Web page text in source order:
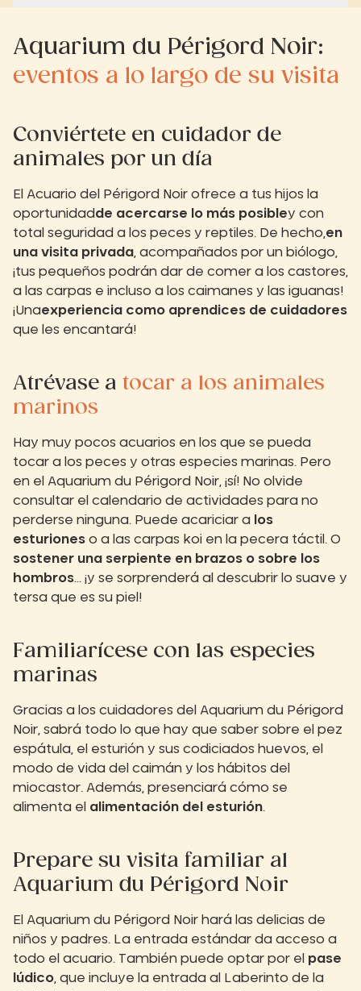
Aquarium du Périgord Noir:
eventos a lo largo de su visita
Conviértete en cuidador de
animales por un día
El Acuario del Périgord Noir ofrece a tus hijos la
oportunidadde acercarse lo más posibley con
total seguridad a los peces y reptiles. De hecho, en
una visita privada , acompañados por un biólogo,
¡tus pequeños podrán dar de comer a los castores,
a las carpas e incluso a los caimanes y las iguanas!
¡Unaexperiencia como aprendices de cuidadores
que les encantará!
Atrévase a tocar a los animales
marinos
Hay muy pocos acuarios en los que se pueda
tocar a los peces y otras especies marinas. Pero
en el Aquarium du Périgord Noir, ¡sí! No olvide
consultar el calendario de actividades para no
perderse ninguna. Puede acariciar a
los
esturiones o a las carpas koi en la pecera táctil. O
sostener una serpiente en brazos o sobre los
hombros... ¡y se sorprenderá al descubrir lo suave y
tersa que es su piel!
Familiarícese con las especies
marinas
Gracias a los cuidadores del Aquarium du Périgord
Noir, sabrá todo lo que hay que saber sobre el pez
espátula, el esturión y sus codiciados huevos, el
modo de vida del caimán y los hábitos del
miocastor. Además, presenciará cómo se
alimenta el alimentación del esturión.
Prepare su visita familiar al
Aquarium du Périgord Noir
El Aquarium du Périgord Noir hará las delicias de
niños y padres. La entrada estándar da acceso a
todo el acuario. También puede optar por el pase
lúdico , que incluye la entrada al Laberinto de la